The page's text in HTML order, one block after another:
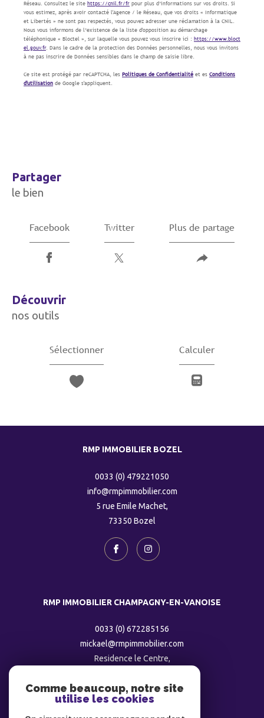
Réseau. Consultez le site https://cnil.fr/fr pour plus d’informations sur vos droits. Si
vous estimez, après avoir contacté l'Agence / le Réseau, que vos droits « Informatique
et Libertés » ne sont pas respectés, vous pouvez adresser une réclamation à la CNIL.
Nous vous informons de l’existence de la liste d'opposition au démarchage
téléphonique « Bloctel », sur laquelle vous pouvez vous inscrire ici : https://www.bloct
el.gouv.fr. Dans le cadre de la protection des Données personnelles, nous vous invitons
à ne pas inscrire de Données sensibles dans le champ de saisie libre.
Ce site est protégé par reCAPTCHA, les Politiques de Confidentialité et es Conditions
d'utilisation de Google s'appliquent.
partager
le bien
Facebook Twitter Plus de partage
découvrir
nos outils
Sélectionner Calculer
RMP IMMOBILIER BOZEL
0033 (0) 479221050
info@rmpimmobilier.com
5 rue Emile Machet,
73350
bozel
RMP IMMOBILIER CHAMPAGNY-EN-VANOISE
0033 (0) 672285156
mickael@rmpimmobilier.com
Residence le Centre,
ADHÉRENTS
Comme beaucoup, notre site
utilise les cookies